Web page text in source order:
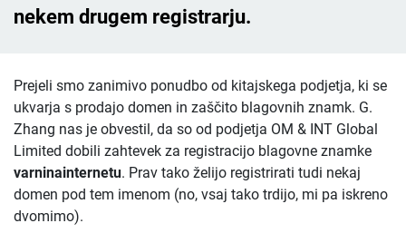
nekem drugem registrarju.
Prejeli smo zanimivo ponudbo od kitajskega podjetja, ki se
ukvarja s prodajo domen in zaščito blagovnih znamk. G.
Zhang nas je obvestil, da so od podjetja OM & INT Global
Limited dobili zahtevek za registracijo blagovne znamke
varninainternetu. Prav tako želijo registrirati tudi nekaj
domen pod tem imenom (no, vsaj tako trdijo, mi pa iskreno
dvomimo).